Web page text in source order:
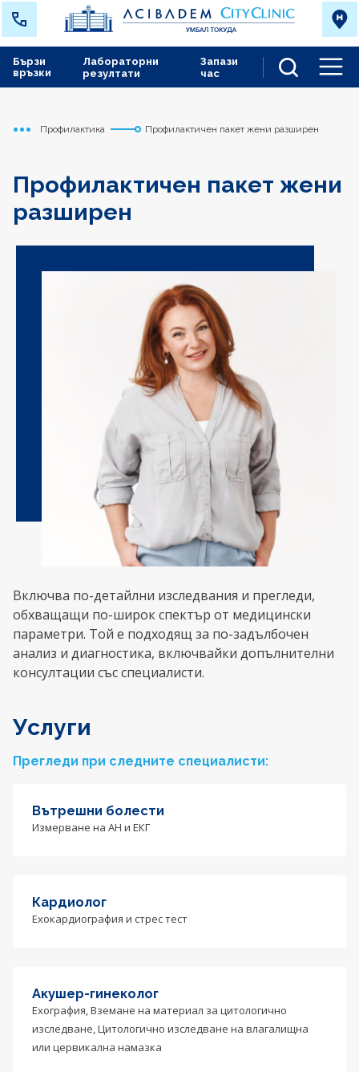
Лабораторни
резултати
Запази
час
Бързи
връзки
Начало
Токуда
Медицински дейности
Профилактика Профилактичен пакет жени разширен
Профилактичен пакет жени
разширен
Включва по-детайлни изследвания и прегледи,
обхващащи по-широк спектър от медицински
параметри. Той е подходящ за по-задълбочен
анализ и диагностика, включвайки допълнителни
консултации със специалисти.
Услуги
Прегледи при следните специалисти:
Вътрешни болести
Измерване на АН и ЕКГ
Кардиолог
Ехокардиография и стрес тест
Акушер-гинеколог
Ехография, Вземане на материал за цитологично
изследване, Цитологично изследване на влагалищна
или цервикална намазка